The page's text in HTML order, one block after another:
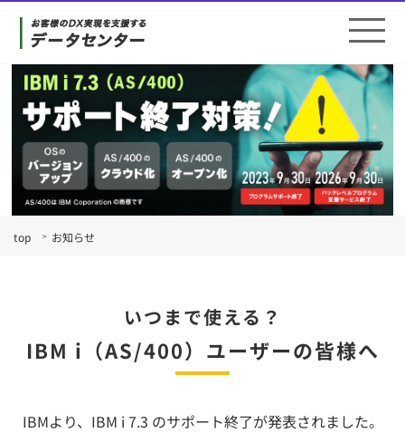
top お知らせ
いつまで使える？
IBM i（AS/400）ユーザーの皆様へ
IBMより、IBM i 7.3 のサポート終了が発表されました。